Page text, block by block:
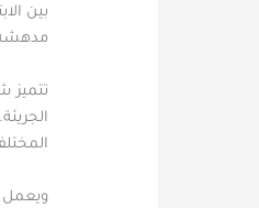
بين
تتميز
ويعمل